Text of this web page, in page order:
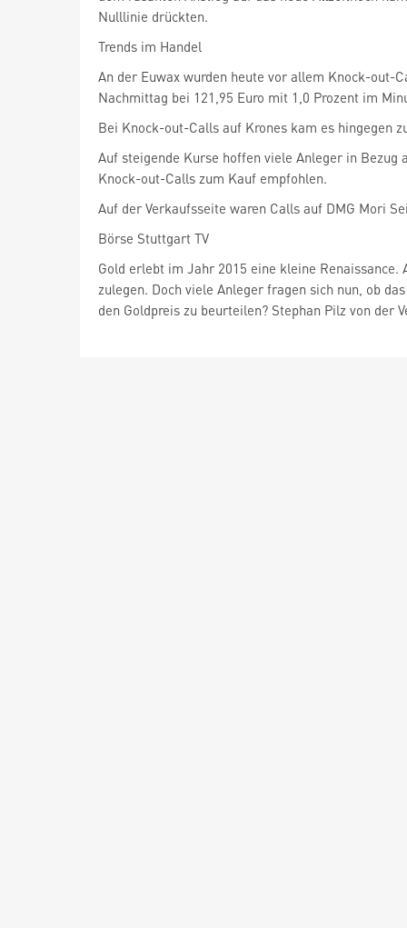
Nulllinie drückten.
Trends im Handel
An der Euwax wurden heute vor allem Knock-out-
Nachmittag bei 121,95 Euro mit 1,0 Prozent im
Bei Knock-out-Calls auf Krones kam es hingegen
Auf steigende Kurse hoffen viele Anleger in
Knock-out-Calls zum Kauf empfohlen.
Auf der Verkaufsseite waren Calls auf DMG Mori
Börse Stuttgart TV
Gold erlebt im Jahr 2015 eine kleine
zulegen. Doch viele Anleger fragen sich nun, ob
den Goldpreis zu beurteilen? Stephan Pilz von der